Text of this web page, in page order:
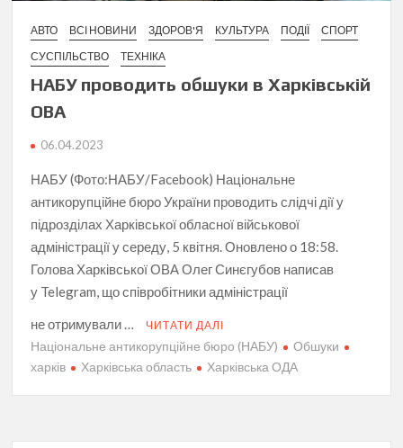
АВТО ВСІ НОВИНИ ЗДОРОВ'Я КУЛЬТУРА ПОДІЇ
СПОРТ
СУСПІЛЬСТВО
ТЕХНІКА
НАБУ проводить обшуки в Харківській
ОВА
06.04.2023
НАБУ (Фото:НАБУ/Facebook) Національне
антикорупційне бюро України проводить слідчі дії у
підрозділах Харківської обласної військової
адміністрації у середу, 5 квітня. Оновлено о 18:58.
Голова Харківської ОВА Олег Синєгубов написав
у Telegram, що співробітники адміністрації
не отримували …
ЧИТАТИ ДАЛІ
Національне антикорупційне бюро (НАБУ)
Обшуки
харків
Харківська область Харківська ОДА